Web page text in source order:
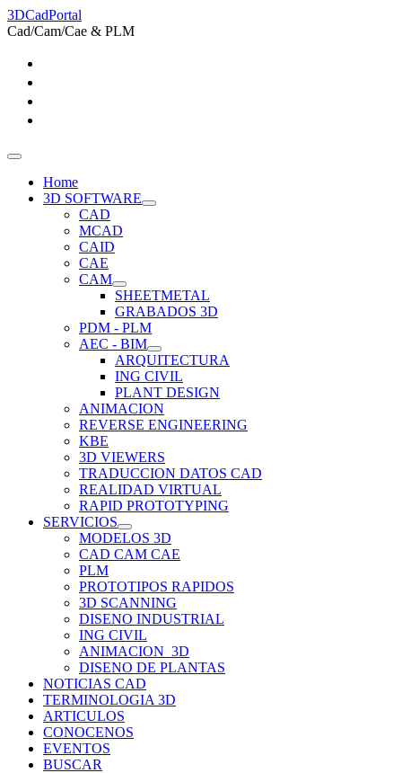
3DCadPortal
Cad/Cam/Cae & PLM
Home
3D SOFTWARE
CAD
MCAD
CAID
CAE
CAM
SHEETMETAL
GRABADOS 3D
PDM - PLM
AEC - BIM
ARQUITECTURA
ING CIVIL
PLANT DESIGN
ANIMACION
REVERSE ENGINEERING
KBE
3D VIEWERS
TRADUCCION DATOS CAD
REALIDAD VIRTUAL
RAPID PROTOTYPING
SERVICIOS
MODELOS 3D
CAD CAM CAE
PLM
PROTOTIPOS RAPIDOS
3D SCANNING
DISENO INDUSTRIAL
ING CIVIL
ANIMACION_3D
DISENO DE PLANTAS
NOTICIAS CAD
TERMINOLOGIA 3D
ARTICULOS
CONOCENOS
EVENTOS
BUSCAR